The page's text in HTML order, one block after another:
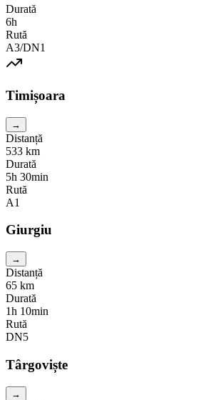
Durată
6h
Rută
A3/DN1
Timișoara
→
Distanță
533 km
Durată
5h 30min
Rută
A1
Giurgiu
→
Distanță
65 km
Durată
1h 10min
Rută
DN5
Târgoviște
→